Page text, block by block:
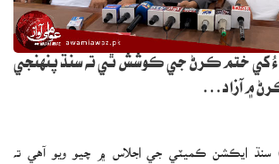
ٺهراءُ کي ختم ڪرڻ جي ڪوشش ٿي ته سنڌ پنهنجي
۾ آزاد…
سنڌ ايڪشن ڪميٽي جي اجلاس ۾ چيو ويو آهي ته